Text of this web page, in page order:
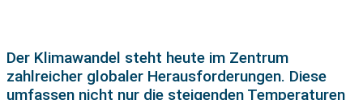
Der Klimawandel steht heute im Zentrum
zahlreicher globaler Herausforderungen. Diese
umfassen nicht nur die steigenden Temperaturen